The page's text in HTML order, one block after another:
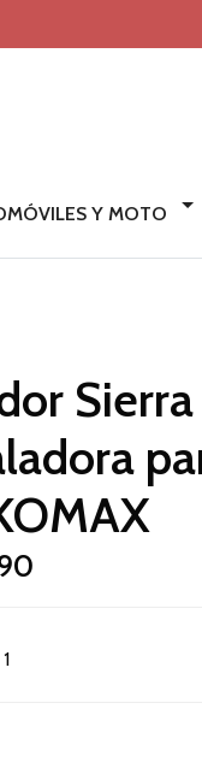
Y MOTO
Sierra
1